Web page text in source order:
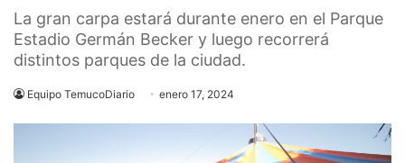
La gran carpa estará durante enero en el Parque
Estadio Germán Becker y luego recorrerá
distintos parques de la ciudad.
Equipo TemucoDiario enero 17, 2024